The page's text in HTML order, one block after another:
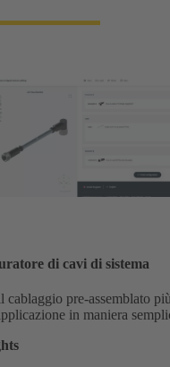
di cavi di sistema
cablaggio pre-assemblato
in maniera